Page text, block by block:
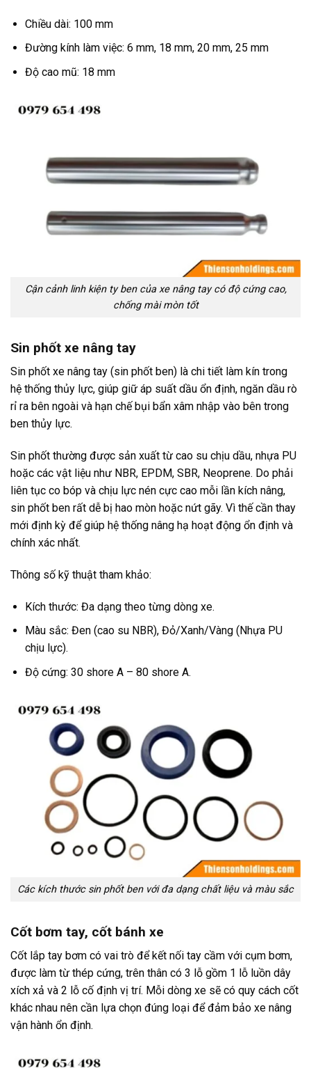
Chiều dài: 100 mm
Đường kính làm việc: 6 mm, 18 mm, 20 mm, 25 mm
Độ cao mũ: 18 mm
Cận cảnh linh kiện ty ben của xe nâng tay có độ cứng cao,
chống mài mòn tốt
Sin phốt xe nâng tay
Sin phốt xe nâng tay (sin phốt ben) là chi tiết làm kín trong
hệ thống thủy lực, giúp giữ áp suất dầu ổn định, ngăn dầu rò
rỉ ra bên ngoài và hạn chế bụi bẩn xâm nhập vào bên trong
ben thủy lực.
Sin phốt thường được sản xuất từ cao su chịu dầu, nhựa PU
hoặc các vật liệu như NBR, EPDM, SBR, Neoprene. Do phải
liên tục co bóp và chịu lực nén cực cao mỗi lần kích nâng,
sin phốt ben rất dễ bị hao mòn hoặc nứt gãy. Vì thế cần thay
mới định kỳ để giúp hệ thống nâng hạ hoạt động ổn định và
chính xác nhất.
Thông số kỹ thuật tham khảo:
Kích thước: Đa dạng theo từng dòng xe.
Màu sắc: Đen (cao su NBR), Đỏ/Xanh/Vàng (Nhựa PU
chịu lực).
Độ cứng: 30 shore A – 80 shore A.
Các kích thước sin phốt ben với đa dạng chất liệu và màu sắc
Cốt bơm tay, cốt bánh xe
Cốt lắp tay bơm có vai trò để kết nối tay cầm với cụm bơm,
được làm từ thép cứng, trên thân có 3 lỗ gồm 1 lỗ luồn dây
xích xả và 2 lỗ cố định vị trí. Mỗi dòng xe sẽ có quy cách cốt
khác nhau nên cần lựa chọn đúng loại để đảm bảo xe nâng
vận hành ổn định.